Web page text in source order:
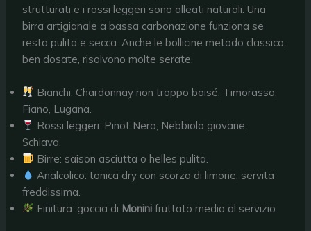
strutturati e i rossi leggeri sono alleati naturali. Una
birra artigianale a bassa carbonazione funziona se
resta pulita e secca. Anche le bollicine metodo classico,
ben dosate, risolvono molte serate.
Bianchi: Chardonnay non troppo boisé, Timorasso,
Fiano, Lugana.
Rossi leggeri: Pinot Nero, Nebbiolo giovane,
Schiava.
Birre: saison asciutta o helles pulita.
Analcolico: tonica dry con scorza di limone, servita
freddissima.
Finitura: goccia di Monini fruttato medio al servizio.